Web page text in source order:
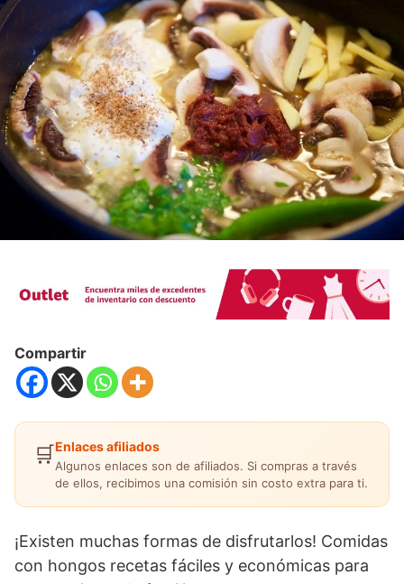
Compartir
🛒Enlaces afiliados
Algunos enlaces son de afiliados. Si compras a través
de ellos, recibimos una comisión sin costo extra para ti.
¡Existen muchas formas de disfrutarlos! Comidas
con hongos recetas fáciles y económicas para